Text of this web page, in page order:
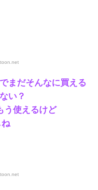
まだそんなに買える
い？
う使えるけど